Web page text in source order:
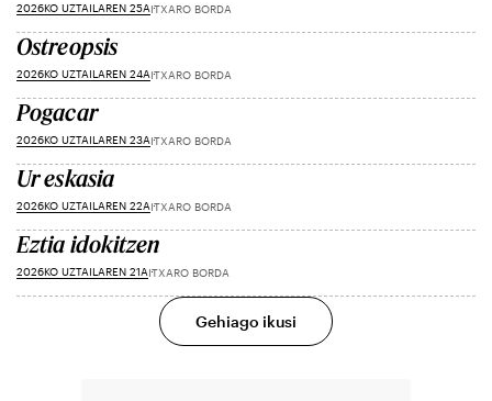
2026KO UZTAILAREN 25AITXARO BORDA
Ostreopsis
2026KO UZTAILAREN 24AITXARO BORDA
Pogacar
2026KO UZTAILAREN 23AITXARO BORDA
Ur eskasia
2026KO UZTAILAREN 22AITXARO BORDA
Eztia idokitzen
2026KO UZTAILAREN 21AITXARO BORDA
Gehiago ikusi